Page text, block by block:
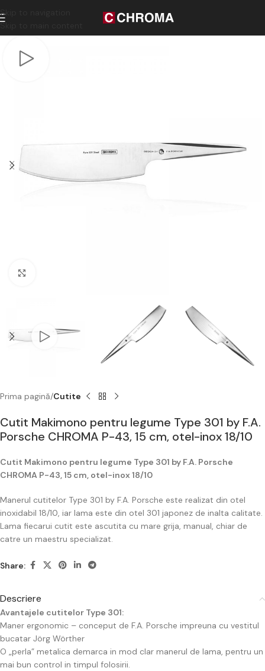
Skip to navigation
Skip to main content
Prima pagină Cutite
Cutit Makimono pentru legume Type 301 by F.A.
Porsche CHROMA P-43, 15 cm, otel-inox 18/10
Cutit Makimono pentru legume Type 301 by F.A. Porsche
CHROMA P-43, 15 cm, otel-inox 18/10
Manerul cutitelor Type 301 by F.A. Porsche este realizat din otel
inoxidabil 18/10, iar lama este din otel 301 japonez de inalta calitate.
Lama fiecarui cutit este ascutita cu mare grija, manual, chiar de
catre un maestru specializat.
Share:
Descriere
Avantajele cutitelor Type 301:
Maner ergonomic – conceput de F.A. Porsche impreuna cu vestitul
bucatar Jörg Wörther
O „perla” metalica demarca in mod clar manerul de lama, pentru un
mai bun control in timpul folosirii.